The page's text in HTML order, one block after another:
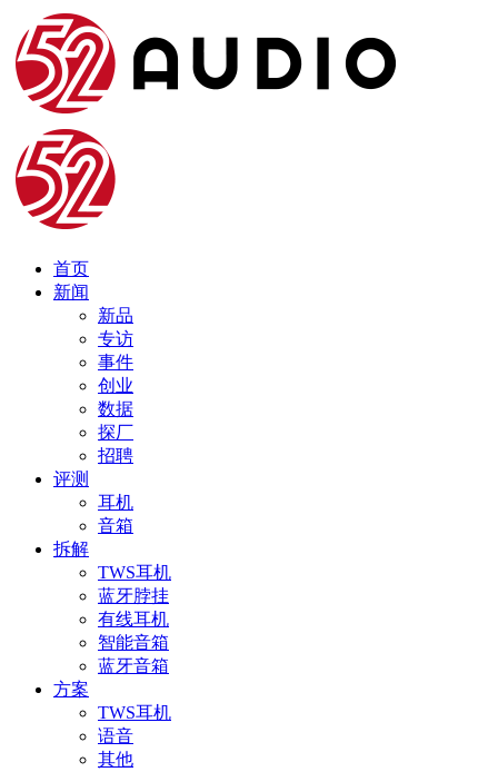
首页
新闻
新品
专访
事件
创业
数据
探厂
招聘
评测
耳机
音箱
拆解
TWS耳机
蓝牙脖挂
有线耳机
智能音箱
蓝牙音箱
方案
TWS耳机
语音
其他